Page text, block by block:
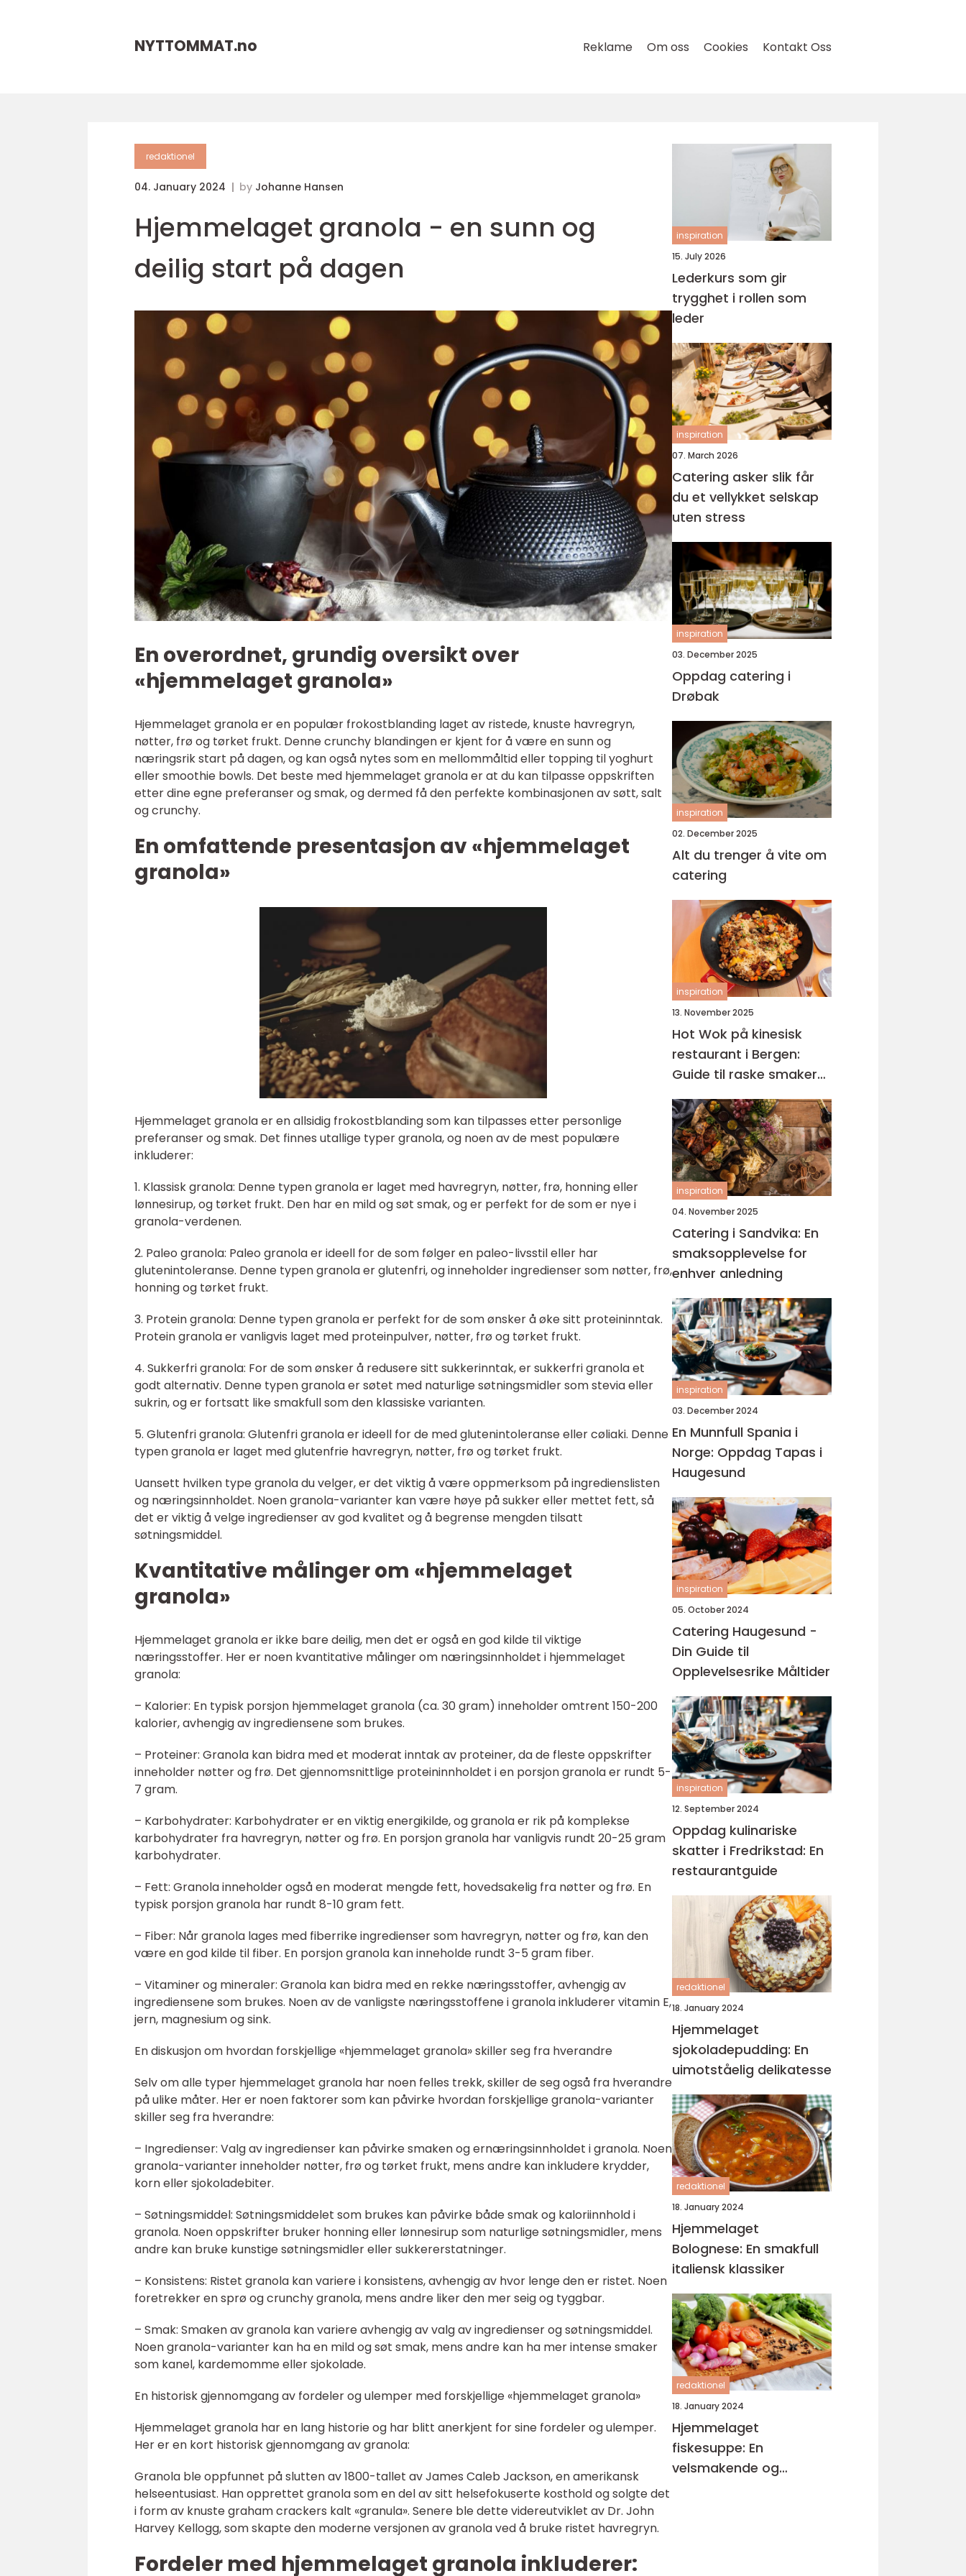
NYTTOMMAT.no Reklame Om oss Cookies Kontakt Oss
redaktionel
04. January 2024 by Johanne Hansen
Hjemmelaget granola - en sunn og
deilig start på dagen
En overordnet, grundig oversikt over
«hjemmelaget granola»
Hjemmelaget granola er en populær frokostblanding laget av ristede, knuste havregryn,
nøtter, frø og tørket frukt. Denne crunchy blandingen er kjent for å være en sunn og
næringsrik start på dagen, og kan også nytes som en mellommåltid eller topping til yoghurt
eller smoothie bowls. Det beste med hjemmelaget granola er at du kan tilpasse oppskriften
etter dine egne preferanser og smak, og dermed få den perfekte kombinasjonen av søtt, salt
og crunchy.
En omfattende presentasjon av «hjemmelaget
granola»
Hjemmelaget granola er en allsidig frokostblanding som kan tilpasses etter personlige
preferanser og smak. Det finnes utallige typer granola, og noen av de mest populære
inkluderer:
1. Klassisk granola: Denne typen granola er laget med havregryn, nøtter, frø, honning eller
lønnesirup, og tørket frukt. Den har en mild og søt smak, og er perfekt for de som er nye i
granola-verdenen.
2. Paleo granola: Paleo granola er ideell for de som følger en paleo-livsstil eller har
glutenintoleranse. Denne typen granola er glutenfri, og inneholder ingredienser som nøtter, frø,
honning og tørket frukt.
3. Protein granola: Denne typen granola er perfekt for de som ønsker å øke sitt proteininntak.
Protein granola er vanligvis laget med proteinpulver, nøtter, frø og tørket frukt.
4. Sukkerfri granola: For de som ønsker å redusere sitt sukkerinntak, er sukkerfri granola et
godt alternativ. Denne typen granola er søtet med naturlige søtningsmidler som stevia eller
sukrin, og er fortsatt like smakfull som den klassiske varianten.
5. Glutenfri granola: Glutenfri granola er ideell for de med glutenintoleranse eller cøliaki. Denne
typen granola er laget med glutenfrie havregryn, nøtter, frø og tørket frukt.
Uansett hvilken type granola du velger, er det viktig å være oppmerksom på ingredienslisten
og næringsinnholdet. Noen granola-varianter kan være høye på sukker eller mettet fett, så
det er viktig å velge ingredienser av god kvalitet og å begrense mengden tilsatt
søtningsmiddel.
Kvantitative målinger om «hjemmelaget
granola»
Hjemmelaget granola er ikke bare deilig, men det er også en god kilde til viktige
næringsstoffer. Her er noen kvantitative målinger om næringsinnholdet i hjemmelaget
granola:
– Kalorier: En typisk porsjon hjemmelaget granola (ca. 30 gram) inneholder omtrent 150-200
kalorier, avhengig av ingrediensene som brukes.
– Proteiner: Granola kan bidra med et moderat inntak av proteiner, da de fleste oppskrifter
inneholder nøtter og frø. Det gjennomsnittlige proteininnholdet i en porsjon granola er rundt 5-
7 gram.
– Karbohydrater: Karbohydrater er en viktig energikilde, og granola er rik på komplekse
karbohydrater fra havregryn, nøtter og frø. En porsjon granola har vanligvis rundt 20-25 gram
karbohydrater.
– Fett: Granola inneholder også en moderat mengde fett, hovedsakelig fra nøtter og frø. En
typisk porsjon granola har rundt 8-10 gram fett.
– Fiber: Når granola lages med fiberrike ingredienser som havregryn, nøtter og frø, kan den
være en god kilde til fiber. En porsjon granola kan inneholde rundt 3-5 gram fiber.
– Vitaminer og mineraler: Granola kan bidra med en rekke næringsstoffer, avhengig av
ingrediensene som brukes. Noen av de vanligste næringsstoffene i granola inkluderer vitamin E,
jern, magnesium og sink.
En diskusjon om hvordan forskjellige «hjemmelaget granola» skiller seg fra hverandre
Selv om alle typer hjemmelaget granola har noen felles trekk, skiller de seg også fra hverandre
på ulike måter. Her er noen faktorer som kan påvirke hvordan forskjellige granola-varianter
skiller seg fra hverandre:
– Ingredienser: Valg av ingredienser kan påvirke smaken og ernæringsinnholdet i granola. Noen
granola-varianter inneholder nøtter, frø og tørket frukt, mens andre kan inkludere krydder,
korn eller sjokoladebiter.
– Søtningsmiddel: Søtningsmiddelet som brukes kan påvirke både smak og kaloriinnhold i
granola. Noen oppskrifter bruker honning eller lønnesirup som naturlige søtningsmidler, mens
andre kan bruke kunstige søtningsmidler eller sukkererstatninger.
– Konsistens: Ristet granola kan variere i konsistens, avhengig av hvor lenge den er ristet. Noen
foretrekker en sprø og crunchy granola, mens andre liker den mer seig og tyggbar.
– Smak: Smaken av granola kan variere avhengig av valg av ingredienser og søtningsmiddel.
Noen granola-varianter kan ha en mild og søt smak, mens andre kan ha mer intense smaker
som kanel, kardemomme eller sjokolade.
En historisk gjennomgang av fordeler og ulemper med forskjellige «hjemmelaget granola»
Hjemmelaget granola har en lang historie og har blitt anerkjent for sine fordeler og ulemper.
Her er en kort historisk gjennomgang av granola:
Granola ble oppfunnet på slutten av 1800-tallet av James Caleb Jackson, en amerikansk
helseentusiast. Han opprettet granola som en del av sitt helsefokuserte kosthold og solgte det
i form av knuste graham crackers kalt «granula». Senere ble dette videreutviklet av Dr. John
Harvey Kellogg, som skapte den moderne versjonen av granola ved å bruke ristet havregryn.
Fordeler med hjemmelaget granola inkluderer:
inspiration
15. July 2026
Lederkurs som gir
trygghet i rollen som
leder
inspiration
07. March 2026
Catering asker slik får
du et vellykket selskap
uten stress
inspiration
03. December 2025
Oppdag catering i
Drøbak
inspiration
02. December 2025
Alt du trenger å vite om
catering
inspiration
13. November 2025
Hot Wok på kinesisk
restaurant i Bergen:
Guide til raske smaker
på Sotra
inspiration
04. November 2025
Catering i Sandvika: En
smaksopplevelse for
enhver anledning
inspiration
03. December 2024
En Munnfull Spania i
Norge: Oppdag Tapas i
Haugesund
inspiration
05. October 2024
Catering Haugesund -
Din Guide til
Opplevelsesrike Måltider
inspiration
12. September 2024
Oppdag kulinariske
skatter i Fredrikstad: En
restaurantguide
redaktionel
18. January 2024
Hjemmelaget
sjokoladepudding: En
uimotståelig delikatesse
redaktionel
18. January 2024
Hjemmelaget
Bolognese: En smakfull
italiensk klassiker
redaktionel
18. January 2024
Hjemmelaget
fiskesuppe: En
velsmakende og